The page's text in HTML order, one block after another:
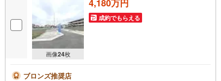
画像24枚
4,180万円
成約でもらえる
ブロンズ推奨店